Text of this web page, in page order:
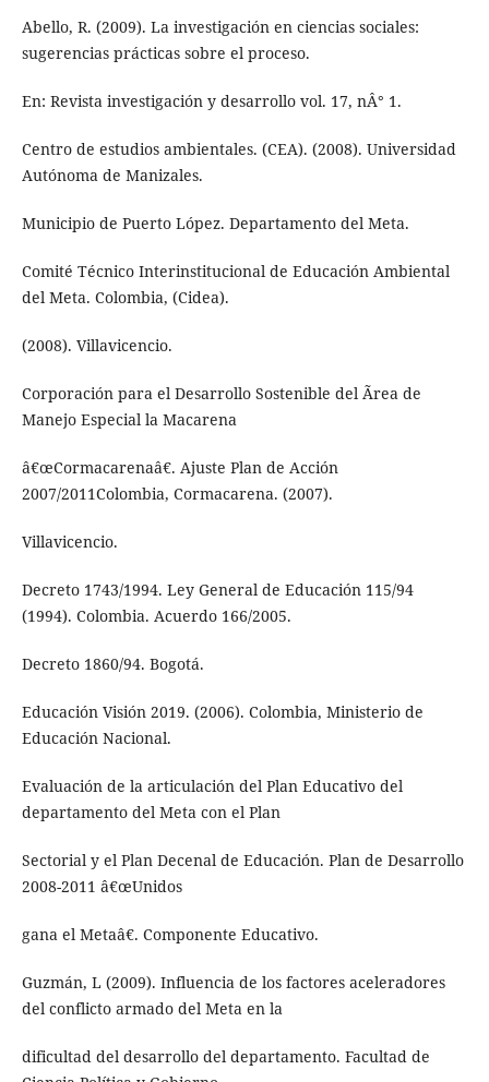
Abello, R. (2009). La investigación en ciencias sociales:
sugerencias prácticas sobre el proceso.
En: Revista investigación y desarrollo vol. 17, nÂ° 1.
Centro de estudios ambientales. (CEA). (2008). Universidad
Autónoma de Manizales.
Municipio de Puerto López. Departamento del Meta.
Comité Técnico Interinstitucional de Educación Ambiental
del Meta. Colombia, (Cidea).
(2008). Villavicencio.
Corporación para el Desarrollo Sostenible del Ãrea de
Manejo Especial la Macarena
â€œCormacarenaâ€. Ajuste Plan de Acción
2007/2011Colombia, Cormacarena. (2007).
Villavicencio.
Decreto 1743/1994. Ley General de Educación 115/94
(1994). Colombia. Acuerdo 166/2005.
Decreto 1860/94. Bogotá.
Educación Visión 2019. (2006). Colombia, Ministerio de
Educación Nacional.
Evaluación de la articulación del Plan Educativo del
departamento del Meta con el Plan
Sectorial y el Plan Decenal de Educación. Plan de Desarrollo
2008-2011 â€œUnidos
gana el Metaâ€. Componente Educativo.
Guzmán, L (2009). Influencia de los factores aceleradores
del conflicto armado del Meta en la
dificultad del desarrollo del departamento. Facultad de